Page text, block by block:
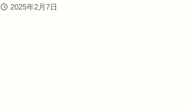
2025年2月7日